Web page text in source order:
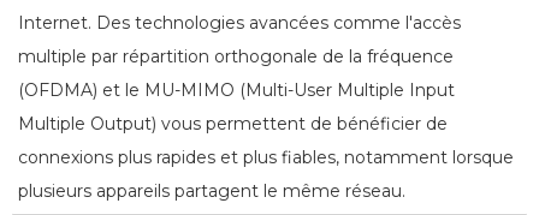
Internet. Des technologies avancées comme l'accès
multiple par répartition orthogonale de la fréquence
(OFDMA) et le MU-MIMO (Multi-User Multiple Input
Multiple Output) vous permettent de bénéficier de
connexions plus rapides et plus fiables, notamment lorsque
plusieurs appareils partagent le même réseau.